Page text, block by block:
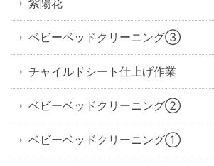
紫陽花
ベビーベッドクリーニング③
チャイルドシート仕上げ作業
ベビーベッドクリーニング②
ベビーベッドクリーニング①